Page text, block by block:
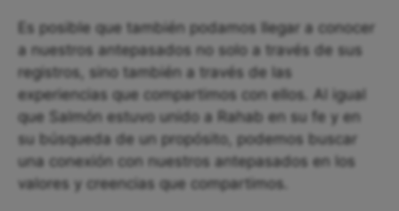
Es posible que también podamos llegar a conocer
a nuestros antepasados no solo a través de sus
registros, sino también a través de las
experiencias que compartimos con ellos. Al igual
que Salmón estuvo unido a Rahab en su fe y en
su búsqueda de un propósito, podemos buscar
una conexión con nuestros antepasados ​​en los
valores y creencias que compartimos.